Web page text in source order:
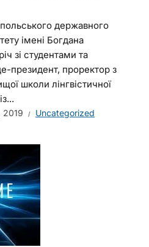
державного
імені Богдана
зі студентами та
президент, проректор з
школи лінгвістичної
2019 Uncategorized